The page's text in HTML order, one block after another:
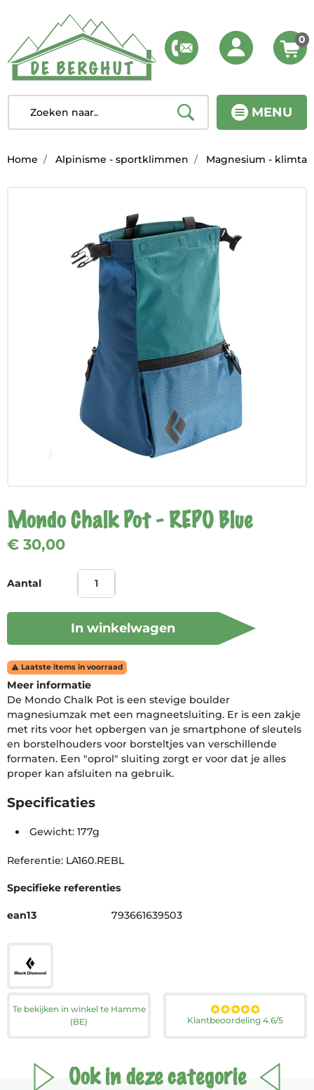
MENU
0
Home Alpinisme - sportklimmen Magnesium -
Mondo Chalk Pot - REPO Blue
€ 30,00
Aantal
In winkelwagen
 Laatste items in voorraad
Meer informatie
De Mondo Chalk Pot is een stevige boulder
magnesiumzak met een magneetsluiting. Er is een zakje
met rits voor het opbergen van je smartphone of sleutels
en borstelhouders voor borsteltjes van verschillende
formaten. Een "oprol" sluiting zorgt er voor dat je alles
proper kan afsluiten na gebruik.
Specificaties
Gewicht: 177g
Referentie: LA160.REBL
Specifieke referenties
ean13 793661639503
Te bekijken in winkel te Hamme
(BE)
Klantbeoordeling 4.6/5
Ook in deze categorie